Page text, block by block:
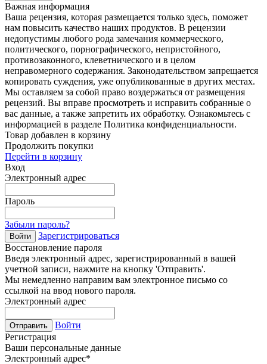
Важная информация
Ваша рецензия, которая размещается только здесь, поможет
нам повысить качество наших продуктов. В рецензии
недопустимы любого рода замечания коммерческого,
политического, порнографического, непристойного,
противозаконного, клеветнического и в целом
неправомерного содержания. Законодательством запрещается
копировать суждения, уже опубликованные в других местах.
Мы оставляем за собой право воздержаться от размещения
рецензий. Вы вправе просмотреть и исправить собранные о
вас данные, а также запретить их обработку. Ознакомьтесь с
информацией в разделе Политика конфиденциальности.
Товар добавлен в корзину
Продолжить покупки
Перейти в корзину
Вход
Электронный адрес
Пароль
Забыли пароль?
Войти
Зарегистрироваться
Восстановление пароля
Введя электронный адрес, зарегистрированный в вашей
учетной записи, нажмите на кнопку 'Отправить'.
Мы немедленно направим вам электронное письмо со
ссылкой на ввод нового пароля.
Электронный адрес
Отправить
Войти
Регистрация
Ваши персональные данные
Электронный адрес*